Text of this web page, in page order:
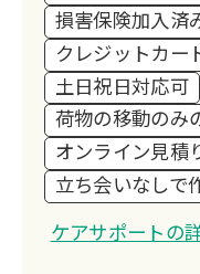
す。
お客様の想い
来を支える力
そんな「つな
が、私たちの
私たちが目指
きに一番に思
損害保険加入済
クレジットカー
土日祝日対応可
荷物の移動のみ
オンライン見積
立ち会いなしで
ケアサポートの